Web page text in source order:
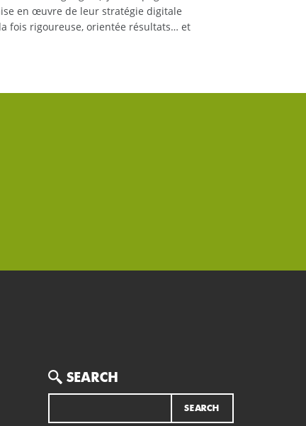
en œuvre de leur stratégie digitale
fois rigoureuse, orientée résultats… et
SEARCH